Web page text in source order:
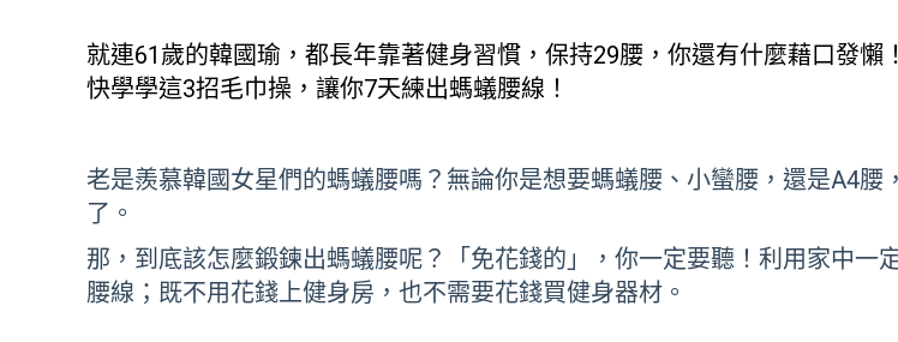
就連61歲的韓國瑜，都長年靠著健身習慣，保持29腰，你還有什麼藉口發懶
快學學這3招毛巾操，讓你7天練出螞蟻腰線！
老是羨慕韓國女星們的螞蟻腰嗎？無論你是想要螞蟻腰、小蠻腰，還是A4
了。
那，到底該怎麼鍛鍊出螞蟻腰呢？「免花錢的」，你一定要聽！利用家中
腰線；既不用花錢上健身房，也不需要花錢買健身器材。